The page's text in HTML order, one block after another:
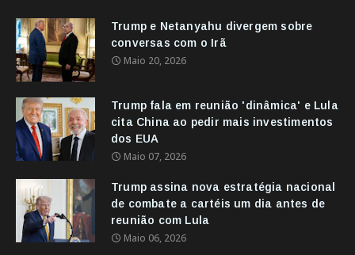
Trump e Netanyahu divergem sobre
conversas com o Irã
Maio 20, 2026
Trump fala em reunião 'dinâmica' e Lula
cita China ao pedir mais investimentos
dos EUA
Maio 07, 2026
Trump assina nova estratégia nacional
de combate a cartéis um dia antes de
reunião com Lula
Maio 06, 2026